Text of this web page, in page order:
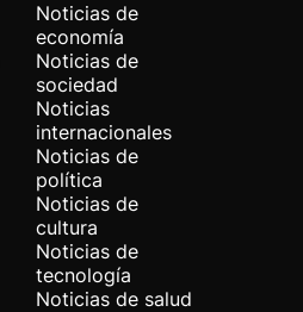
Noticias de
economía
Noticias de
sociedad
Noticias
internacionales
Noticias de
política
Noticias de
cultura
Noticias de
tecnología
Noticias de salud